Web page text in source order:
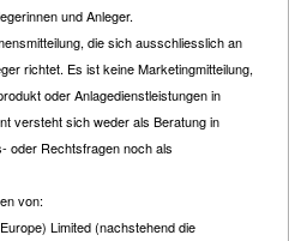
und Anleger.
die sich ausschliesslich an
richtet. Es ist keine Marketingmitteilung,
oder Anlagedienstleistungen in
versteht sich weder als Beratung in
oder Rechtsfragen noch als
von:
Limited (nachstehend die